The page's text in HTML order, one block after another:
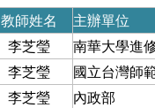
教師姓名
主辦單位
李芝瑩
南華大學進
李芝瑩
國立台灣師
李芝瑩
內政部